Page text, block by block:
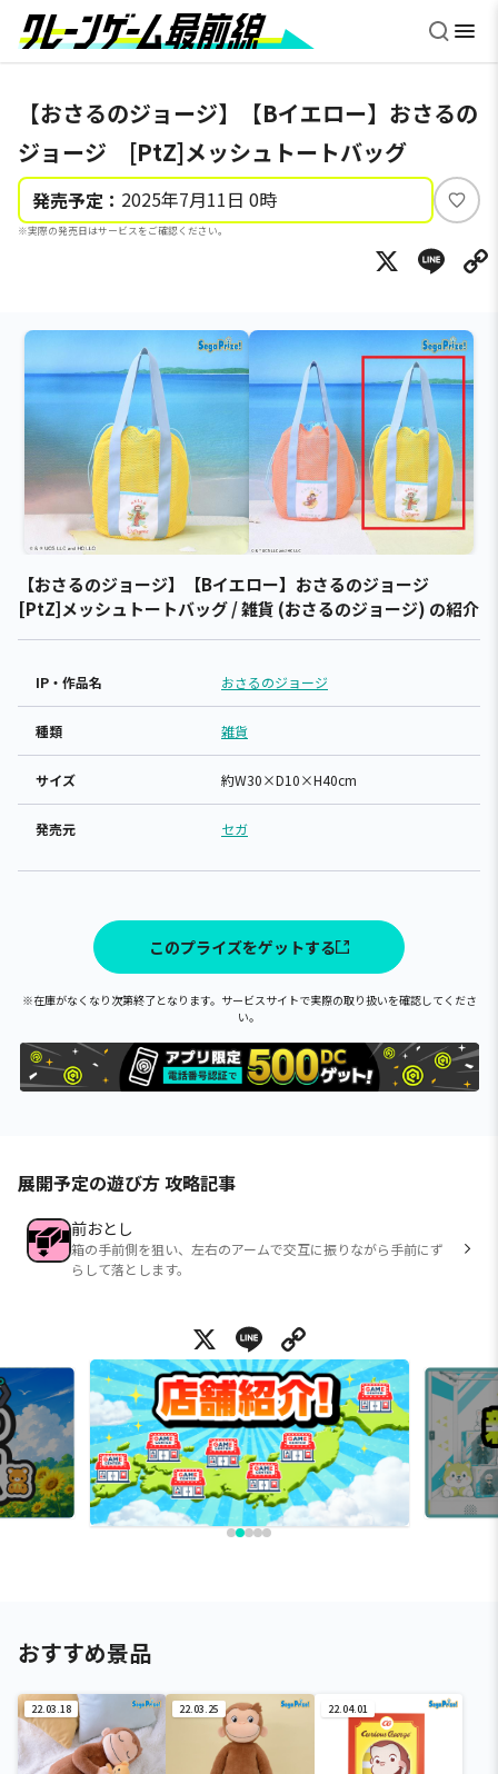
【おさるのジョージ】【Bイエロー】おさるの
ジョージ [PtZ]メッシュトートバッグ
発売予定： 2025年7月11日 0時
※実際の発売日はサービスをご確認ください。
い
ね
X
【おさるのジョージ】【Bイエロー】おさるのジョージ
[PtZ]メッシュトートバッグ / 雑貨 (おさるのジョージ) の紹介
IP・作品名 おさるのジョージ
種類 雑貨
サイズ 約W30×D10×H40cm
発売元 セガ
このプライズをゲットする
※在庫がなくなり次第終了となります。サービスサイトで実際の取り扱いを確認してくださ
い。
展開予定の遊び方 攻略記事
前おとし
箱の手前側を狙い、左右のアームで交互に振りながら手前にず
らして落とします。
X Line
おすすめ景品
22.03.18 22.03.25 22.04.01